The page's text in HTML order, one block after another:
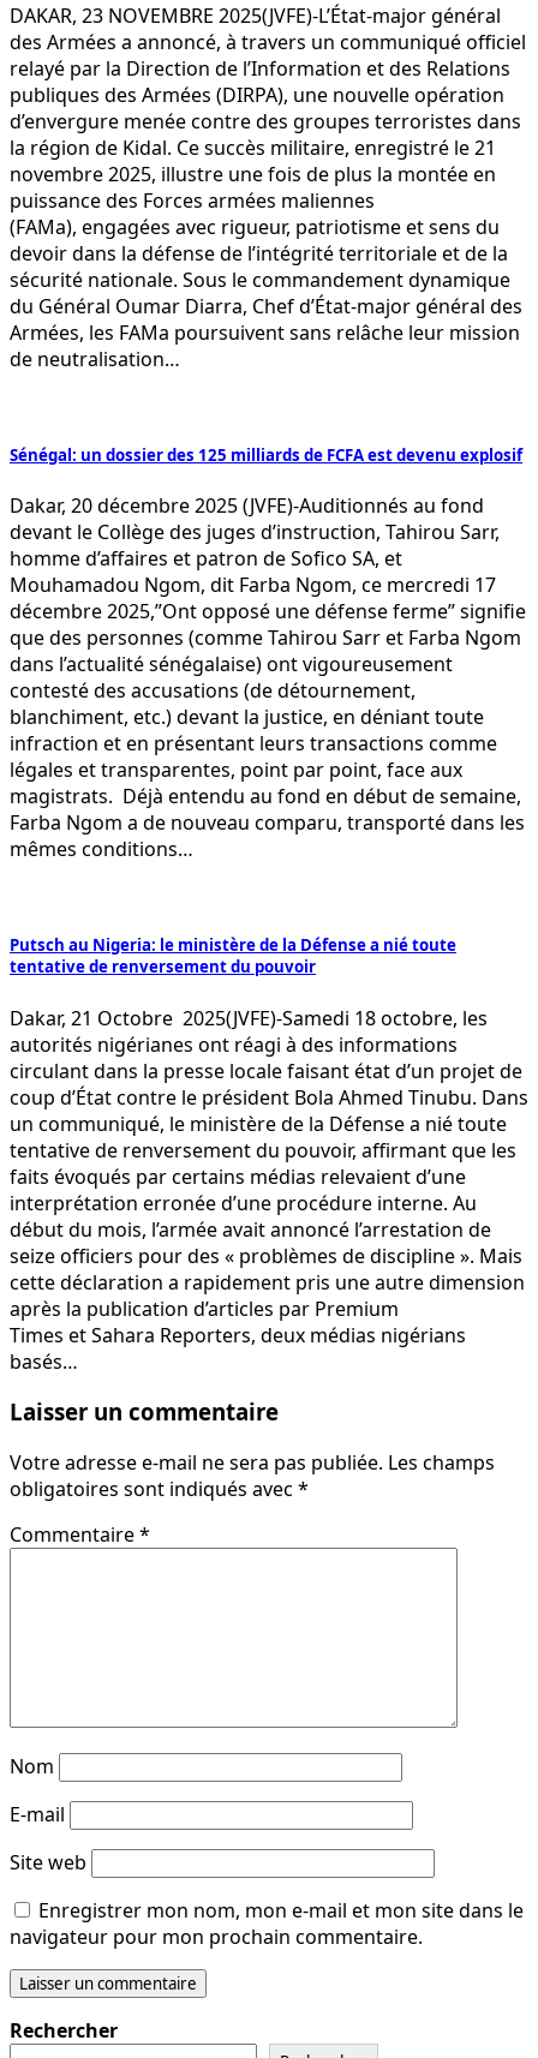
DAKAR, 23 NOVEMBRE 2025(JVFE)-L’État-major général
des Armées a annoncé, à travers un communiqué officiel
relayé par la Direction de l’Information et des Relations
publiques des Armées (DIRPA), une nouvelle opération
d’envergure menée contre des groupes terroristes dans
la région de Kidal. Ce succès militaire, enregistré le 21
novembre 2025, illustre une fois de plus la montée en
puissance des Forces armées maliennes
(FAMa), engagées avec rigueur, patriotisme et sens du
devoir dans la défense de l’intégrité territoriale et de la
sécurité nationale. Sous le commandement dynamique
du Général Oumar Diarra, Chef d’État-major général des
Armées, les FAMa poursuivent sans relâche leur mission
de neutralisation…
Sénégal: un dossier des 125 milliards de FCFA est devenu explosif
Dakar, 20 décembre 2025 (JVFE)-Auditionnés au fond
devant le Collège des juges d’instruction, Tahirou Sarr,
homme d’affaires et patron de Sofico SA, et
Mouhamadou Ngom, dit Farba Ngom, ce mercredi 17
décembre 2025,”Ont opposé une défense ferme” signifie
que des personnes (comme Tahirou Sarr et Farba Ngom
dans l’actualité sénégalaise) ont vigoureusement
contesté des accusations (de détournement,
blanchiment, etc.) devant la justice, en déniant toute
infraction et en présentant leurs transactions comme
légales et transparentes, point par point, face aux
magistrats. Déjà entendu au fond en début de semaine,
Farba Ngom a de nouveau comparu, transporté dans les
mêmes conditions…
Putsch au Nigeria: le ministère de la Défense a nié toute
tentative de renversement du pouvoir
Dakar, 21 Octobre 2025(JVFE)-Samedi 18 octobre, les
autorités nigérianes ont réagi à des informations
circulant dans la presse locale faisant état d’un projet de
coup d’État contre le président Bola Ahmed Tinubu. Dans
un communiqué, le ministère de la Défense a nié toute
tentative de renversement du pouvoir, affirmant que les
faits évoqués par certains médias relevaient d’une
interprétation erronée d’une procédure interne. Au
début du mois, l’armée avait annoncé l’arrestation de
seize officiers pour des « problèmes de discipline ». Mais
cette déclaration a rapidement pris une autre dimension
après la publication d’articles par Premium
Times et Sahara Reporters, deux médias nigérians
basés…
Laisser un commentaire
Votre adresse e-mail ne sera pas publiée. Les champs
obligatoires sont indiqués avec *
Commentaire*
Nom
E-mail
Site web
Enregistrer mon nom, mon e-mail et mon site dans le
navigateur pour mon prochain commentaire.
Rechercher